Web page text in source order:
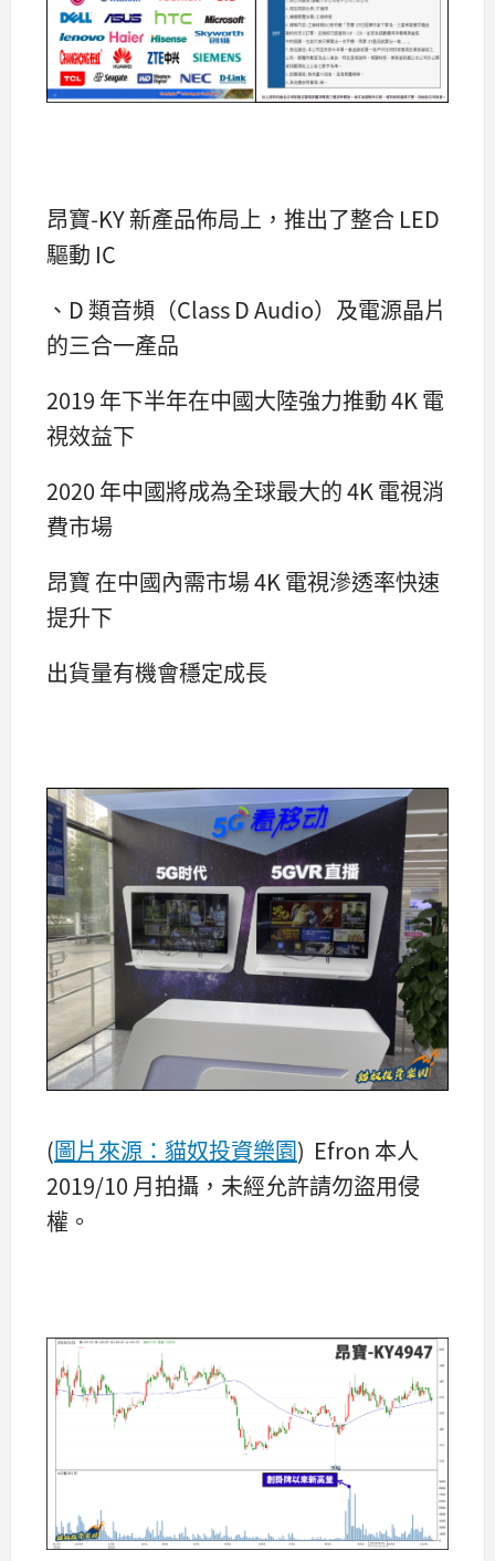
昂寶-KY 新產品佈局上，推出了整合 LED
驅動 IC
、D 類音頻（Class D Audio）及電源晶片
的三合一產品
2019 年下半年在中國大陸強力推動 4K 電
視效益下
2020 年中國將成為全球最大的 4K 電視消
費市場
昂寶 在中國內需市場 4K 電視滲透率快速
提升下
出貨量有機會穩定成長
(圖片來源：貓奴投資樂園) Efron 本人
2019/10 月拍攝，未經允許請勿盜用侵
權。